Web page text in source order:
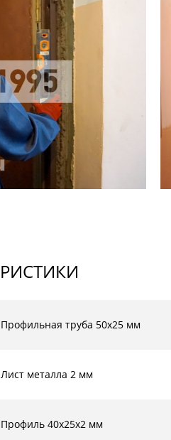
Профильная труба 50х25 мм
Лист металла 2 мм
Профиль 40х25х2 мм